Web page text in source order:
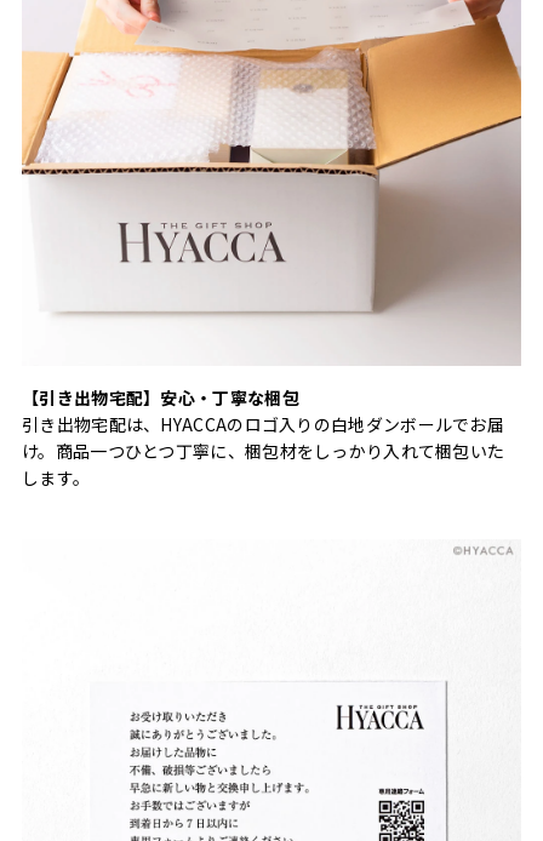
【引き出物宅配】安心・丁寧な梱包
引き出物宅配は、HYACCAのロゴ入りの白地ダンボールでお届
け。商品一つひとつ丁寧に、梱包材をしっかり入れて梱包いた
します。